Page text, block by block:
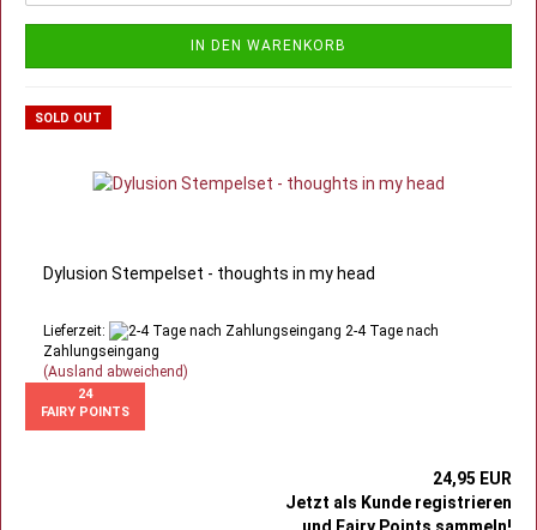
IN DEN WARENKORB
SOLD OUT
Dylusion Stempelset - thoughts in my head
Lieferzeit:
2-4 Tage nach
Zahlungseingang
(Ausland abweichend)
24
FAIRY POINTS
24,95 EUR
Jetzt als Kunde registrieren